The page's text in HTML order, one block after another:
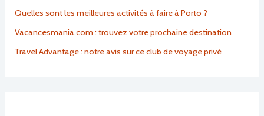
Quelles sont les meilleures activités à faire à Porto ?
Vacancesmania.com : trouvez votre prochaine destination
Travel Advantage : notre avis sur ce club de voyage privé